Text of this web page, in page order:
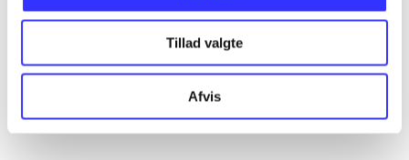
Tillad valgte
Afvis